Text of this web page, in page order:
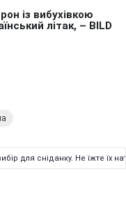
для сніданку. Не їжте їх